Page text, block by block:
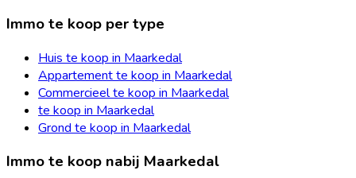
Immo te koop per type
Huis te koop in Maarkedal
Appartement te koop in Maarkedal
Commercieel te koop in Maarkedal
te koop in Maarkedal
Grond te koop in Maarkedal
Immo te koop nabij Maarkedal